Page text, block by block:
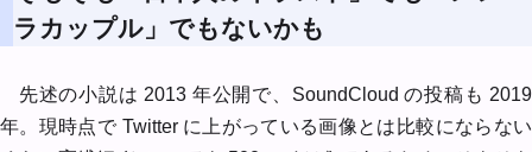
ラカップル」でもないかも
先述の小説は 2013 年公開で、SoundCloud の投稿も 2019
年。現時点で Twitter に上がっている画像とは比較にならない